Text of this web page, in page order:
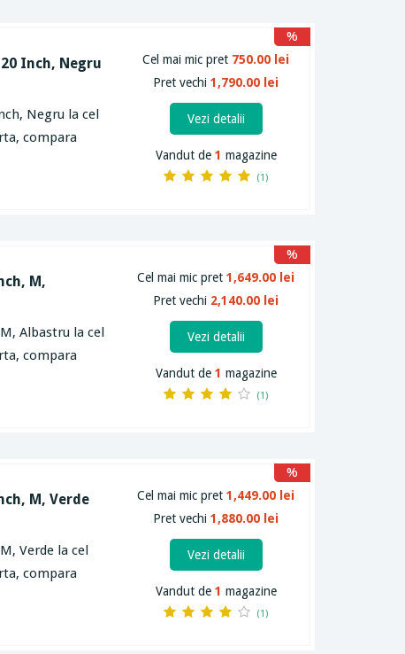
Inch, Negru
Negru la cel
compara
Cel mai mic pret 750.00 lei
Pret vechi1,790.00 lei
%
Vezi detalii
Vandut de 1 magazine
(1)
M,
Albastru la cel
compara
Cel mai mic pret1,649.00 lei
Pret vechi 2,140.00 lei
%
Vezi detalii
Vandut de 1 magazine
(1)
M, Verde
Verde la cel
compara
Cel mai mic pret1,449.00 lei
Pret vechi1,880.00 lei
%
Vezi detalii
Vandut de 1 magazine
(1)